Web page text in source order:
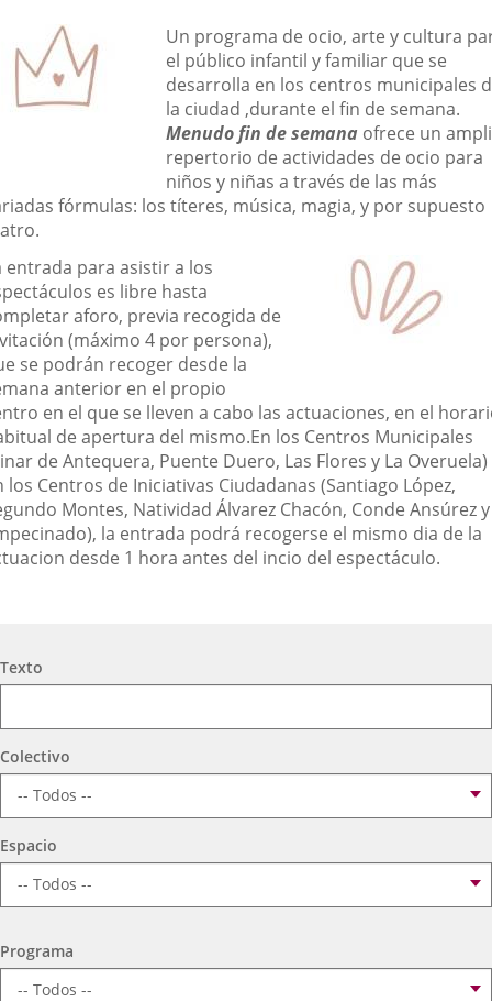
una
aplicación
externa.
una
aplicación
externa.
una
Un programa de ocio, arte y cultura
el público infantil y familiar que se
desarrolla en los centros municipales
la ciudad ,durante el fin de semana.
Menudo fin de semana ofrece un
repertorio de actividades de ocio para
niños y niñas a través de las más
fórmulas: los títeres, música, magia, y por supuesto
entrada para asistir a los
es libre hasta
aforo, previa recogida de
(máximo 4 por persona),
se podrán recoger desde la
anterior en el propio
en el que se lleven a cabo las actuaciones, en el
de apertura del mismo.En los Centros Municipales
de Antequera, Puente Duero, Las Flores y La Overuela)
los Centros de Iniciativas Ciudadanas (Santiago López,
Montes, Natividad Álvarez Chacón, Conde Ansúrez y
la entrada podrá recogerse el mismo dia de la
desde 1 hora antes del incio del espectáculo.
Búsqueda
Texto
Colectivo
Espacio
Programa